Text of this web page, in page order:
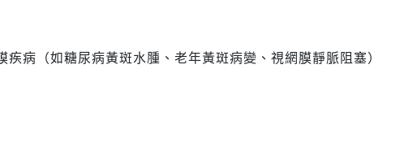
病（如糖尿病黃斑水腫、老年黃斑病變、視網膜靜脈阻塞）